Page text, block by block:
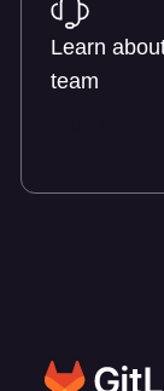
Learn
team